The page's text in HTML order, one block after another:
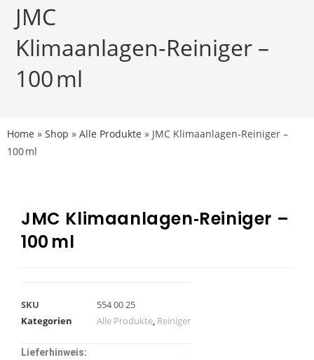
JMC
Klimaanlagen‑Reiniger –
100 ml
Home » Shop » Alle Produkte » JMC Klimaanlagen‑Reiniger –
100 ml
JMC Klimaanlagen‑Reiniger –
100 ml
SKU
554 00 25
Kategorien
Alle Produkte Reiniger
Lieferhinweis: